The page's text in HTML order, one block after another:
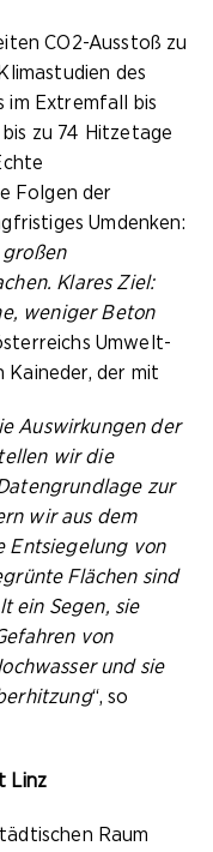
CO2-Ausstoß zu
des
im Extremfall bis
zu 74 Hitzetage
Folgen der
Umdenken:
großen
Klares Ziel:
weniger Beton
Umwelt-
der mit
Auswirkungen der
wir die
zur
wir aus dem
Entsiegelung von
Flächen sind
ein Segen, sie
von
und sie
“, so
Linz
Raum